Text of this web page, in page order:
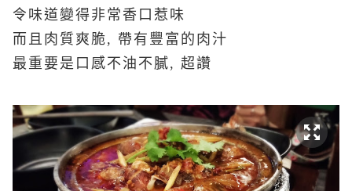
令味道變得非常香口惹味
而且肉質爽脆, 帶有豐富的肉汁
最重要是口感不油不膩, 超讚